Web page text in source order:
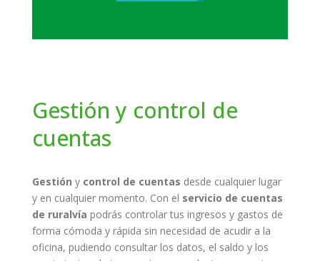
Gestión y control de
cuentas
Gestión y control de cuentas desde cualquier lugar
y en cualquier momento. Con el servicio de cuentas
de ruralvía podrás controlar tus ingresos y gastos de
forma cómoda y rápida sin necesidad de acudir a la
oficina, pudiendo consultar los datos, el saldo y los